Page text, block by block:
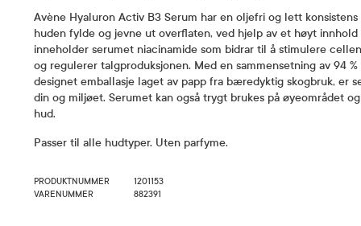
Avène Hyaluron Activ B3 Serum har en oljefri og lett
huden fylde og jevne ut overflaten, ved hjelp av et høyt
inneholder serumet niacinamide som bidrar til å stimulere
og regulerer talgproduksjonen. Med en sammensetning av 94
designet emballasje laget av papp fra bæredyktig skogbruk, er
din og miljøet. Serumet kan også trygt brukes på øyeområdet
hud.
Passer til alle hudtyper. Uten parfyme.
PRODUKTNUMMER
1201153
VARENUMMER
882391